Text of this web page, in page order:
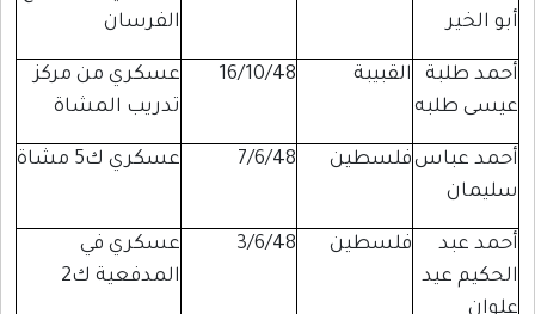
أبو الخير
الفرسان
أحمد طلبة
عيسى طلبه
القبيبة 16/10/48
عسكري من مركز
تدريب المشاة
أحمد عباس
سليمان
فلسطين 7/6/48 عسكري ك5 مشاة
أحمد عبد
الحكيم عيد
علوان
فلسطين 3/6/48
عسكري في
المدفعية ك2